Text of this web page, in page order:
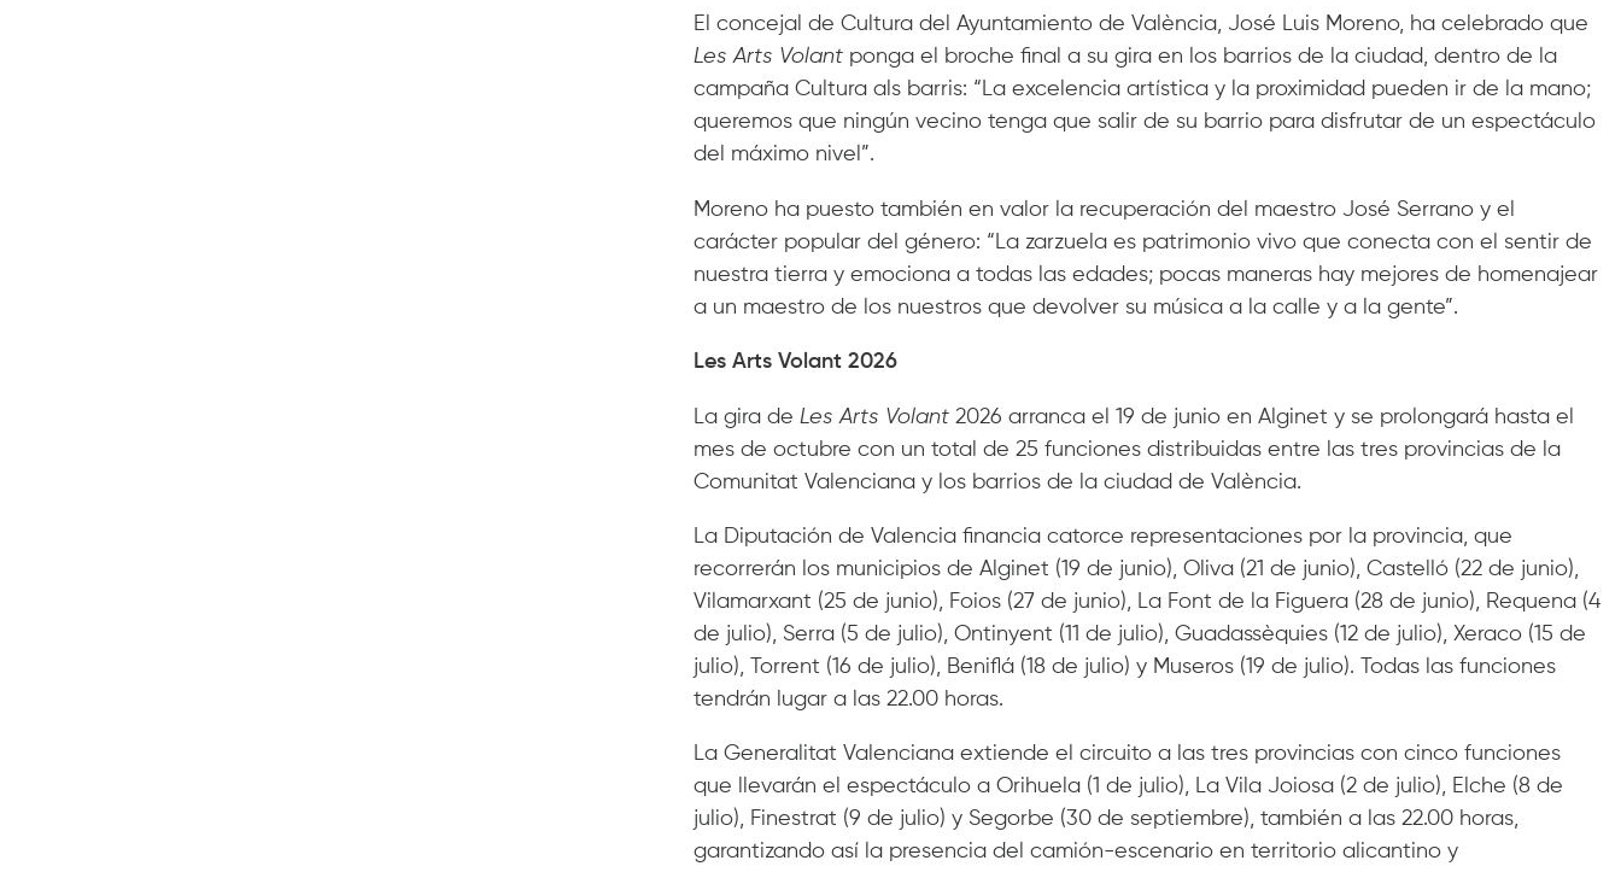
El concejal de Cultura del Ayuntamiento de València, José Luis Moreno, ha celebrado que
Les Arts Volant ponga el broche final a su gira en los barrios de la ciudad, dentro de la
campaña Cultura als barris: “La excelencia artística y la proximidad pueden ir de la mano;
queremos que ningún vecino tenga que salir de su barrio para disfrutar de un espectáculo
del máximo nivel”.
Moreno ha puesto también en valor la recuperación del maestro José Serrano y el
carácter popular del género: “La zarzuela es patrimonio vivo que conecta con el sentir de
nuestra tierra y emociona a todas las edades; pocas maneras hay mejores de homenajear
a un maestro de los nuestros que devolver su música a la calle y a la gente”.
Les Arts Volant 2026
La gira de Les Arts Volant 2026 arranca el 19 de junio en Alginet y se prolongará hasta el
mes de octubre con un total de 25 funciones distribuidas entre las tres provincias de la
Comunitat Valenciana y los barrios de la ciudad de València.
La Diputación de Valencia financia catorce representaciones por la provincia, que
recorrerán los municipios de Alginet (19 de junio), Oliva (21 de junio), Castelló (22 de junio),
Vilamarxant (25 de junio), Foios (27 de junio), La Font de la Figuera (28 de junio), Requena (4
de julio), Serra (5 de julio), Ontinyent (11 de julio), Guadassèquies (12 de julio), Xeraco (15 de
julio), Torrent (16 de julio), Beniflá (18 de julio) y Museros (19 de julio). Todas las funciones
tendrán lugar a las 22.00 horas.
La Generalitat Valenciana extiende el circuito a las tres provincias con cinco funciones
que llevarán el espectáculo a Orihuela (1 de julio), La Vila Joiosa (2 de julio), Elche (8 de
julio), Finestrat (9 de julio) y Segorbe (30 de septiembre), también a las 22.00 horas,
garantizando así la presencia del camión-escenario en territorio alicantino y